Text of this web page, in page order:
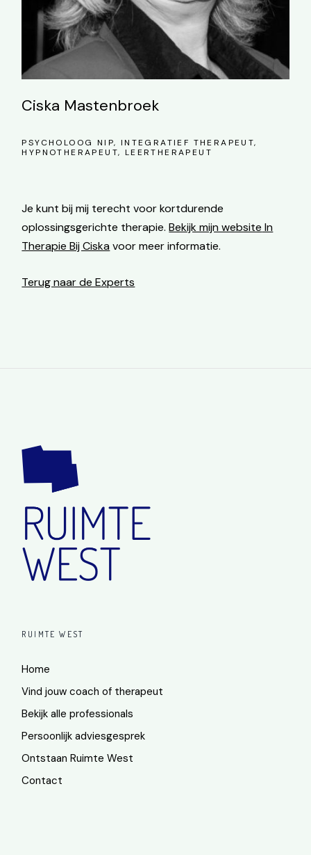
Ciska Mastenbroek
PSYCHOLOOG NIP, INTEGRATIEF THERAPEUT,
HYPNOTHERAPEUT, LEERTHERAPEUT
Je kunt bij mij terecht voor kortdurende
oplossingsgerichte therapie.Bekijk mijn website In
Therapie Bij Ciskavoor meer informatie.
Terug naar de Experts
RUIMTE WEST
Home
Vind jouw coach of therapeut
Bekijk alle professionals
Persoonlijk adviesgesprek
Ontstaan Ruimte West
Contact